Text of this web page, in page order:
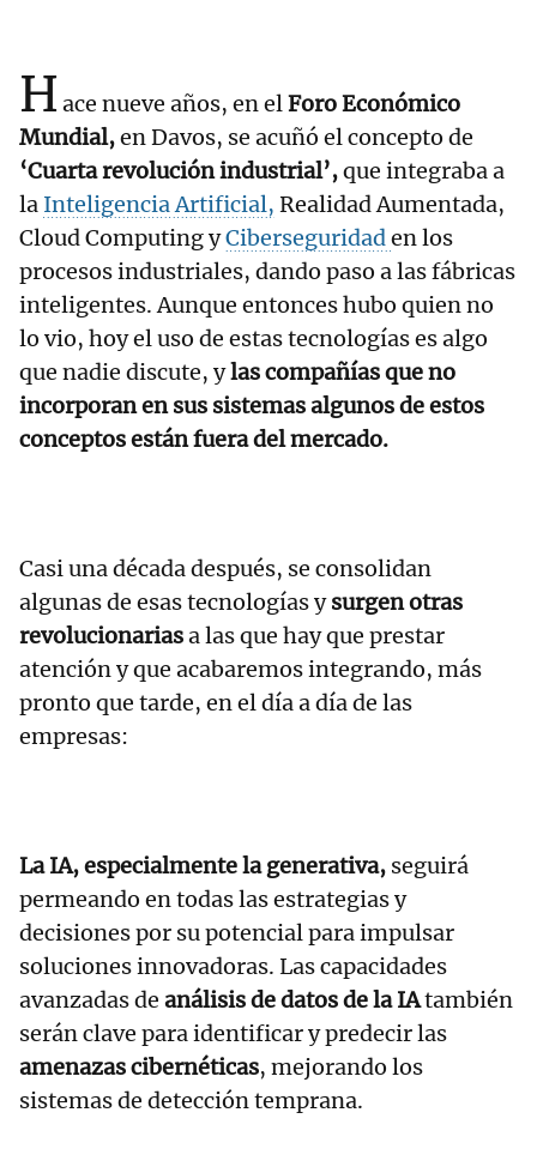
H ace nueve años, en elForo Económico
Mundial,en Davos, se acuñó el concepto de
‘Cuarta revolución industrial’,que integraba a
la Inteligencia Artificial, Realidad Aumentada,
Cloud Computing yCiberseguridaden los
procesos industriales, dando paso a las fábricas
inteligentes. Aunque entonces hubo quien no
lo vio, hoy el uso de estas tecnologías es algo
que nadie discute, ylas compañías que no
incorporan en sus sistemas algunos de estos
conceptos están fuera del mercado.
Casi una década después, se consolidan
algunas de esas tecnologías ysurgen otras
revolucionariasa las que hay que prestar
atención y que acabaremos integrando, más
pronto que tarde, en el día a día de las
empresas:
La IA, especialmente la generativa, seguirá
permeando en todas las estrategias y
decisiones por su potencial para impulsar
soluciones innovadoras. Las capacidades
avanzadas de análisis de datos de la IAtambién
serán clave para identificar y predecir las
amenazas cibernéticas, mejorando los
sistemas de detección temprana.